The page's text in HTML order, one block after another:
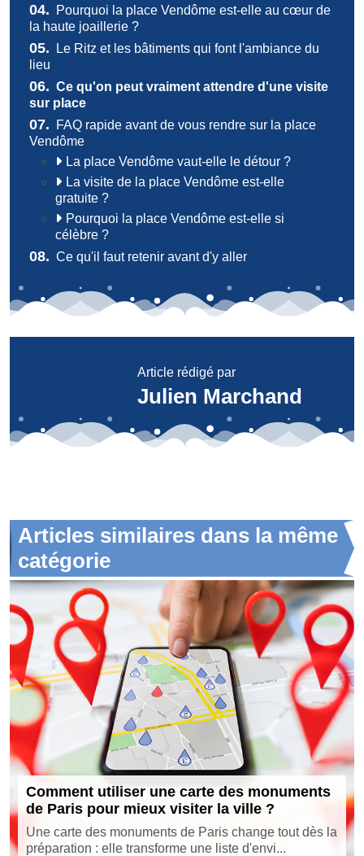
04.
Pourquoi la place Vendôme est-elle au cœur de
la haute joaillerie ?
05.
Le Ritz et les bâtiments qui font l'ambiance du
lieu
06. Ce qu'on peut vraiment attendre d'une visite
sur place
07.
FAQ rapide avant de vous rendre sur la place
Vendôme
La place Vendôme vaut-elle le détour ?
La visite de la place Vendôme est-elle
gratuite ?
Pourquoi la place Vendôme est-elle si
célèbre ?
08. Ce qu'il faut retenir avant d'y aller
Article rédigé par
Julien Marchand
Articles similaires dans la même
catégorie
Comment utiliser une carte des monuments
de Paris pour mieux visiter la ville ?
Une carte des monuments de Paris change tout dès la
préparation : elle transforme une liste d'envi...